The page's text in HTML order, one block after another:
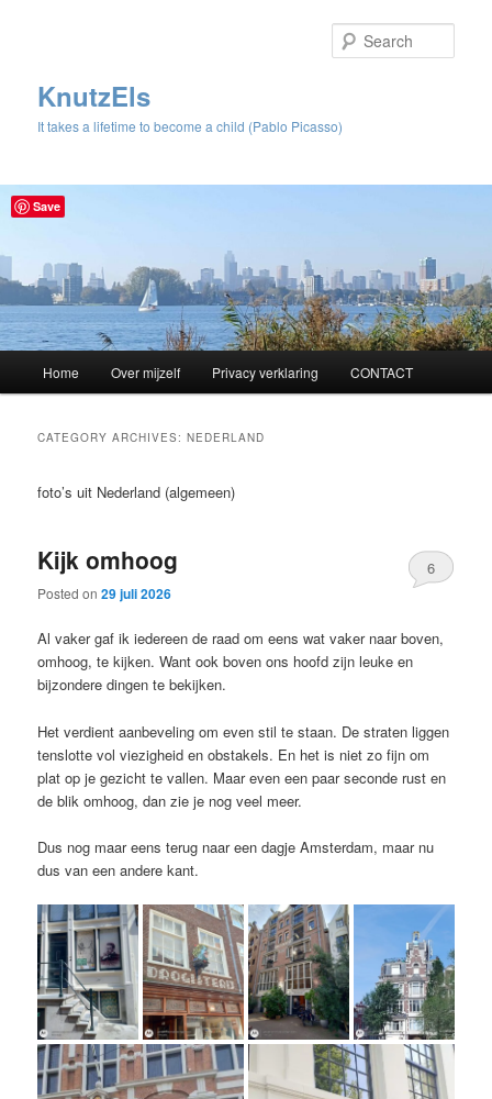
KnutzEls
It takes a lifetime to become a child (Pablo Picasso)
Skip
Skip
Home Over mijzelf Privacy verklaring CONTACT
CATEGORY ARCHIVES:NEDERLAND
foto’s uit Nederland (algemeen)
Kijk omhoog
Posted on29 juli 2026
6
Al vaker gaf ik iedereen de raad om eens wat vaker naar boven,
omhoog, te kijken. Want ook boven ons hoofd zijn leuke en
bijzondere dingen te bekijken.
Het verdient aanbeveling om even stil te staan. De straten liggen
tenslotte vol viezigheid en obstakels. En het is niet zo fijn om
plat op je gezicht te vallen. Maar even een paar seconde rust en
de blik omhoog, dan zie je nog veel meer.
Dus nog maar eens terug naar een dagje Amsterdam, maar nu
dus van een andere kant.
Save